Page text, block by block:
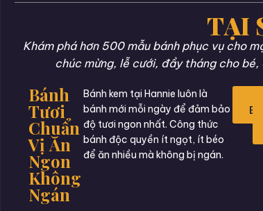
TẠI
Khám phá hơn 500 mẫu bánh phục vụ cho
chúc mừng, lễ cưới, đầy tháng cho
Bánh
Tươi
Chuẩn
Vị Ăn
Ngon
Không
Ngán
Bánh kem tại Hannie luôn là
bánh mới mỗi ngày để đảm bảo
độ tươi ngon nhất. Công thức
bánh độc quyền ít ngọt, ít béo
để ăn nhiều mà không bị ngán.